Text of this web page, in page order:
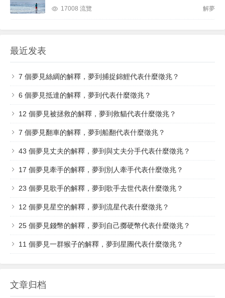
17008 流覽 解夢
最近发表
7 個夢見絲綢的解釋，夢到捕捉錦鯉代表什麼徵兆？
6 個夢見抵達的解釋，夢到代表什麼徵兆？
12 個夢見被拯救的解釋，夢到救貓代表什麼徵兆？
7 個​夢見翻車的解釋，夢到船翻代表什麼徵兆？
43 個夢見丈夫的解釋，夢到與丈夫分手代表什麼徵兆？
17 個夢見牽手的解釋，夢到別人牽手代表什麼徵兆？
23 個夢見歌手的解釋，夢到歌手去世代表什麼徵兆？
12 個夢見星空的解釋，夢到流星代表什麼徵兆？
25 個夢見錢幣的解釋，夢到自己擲硬幣代表什麼徵兆？
11 個夢見一群猴子的解釋，夢到星團代表什麼徵兆？
文章归档